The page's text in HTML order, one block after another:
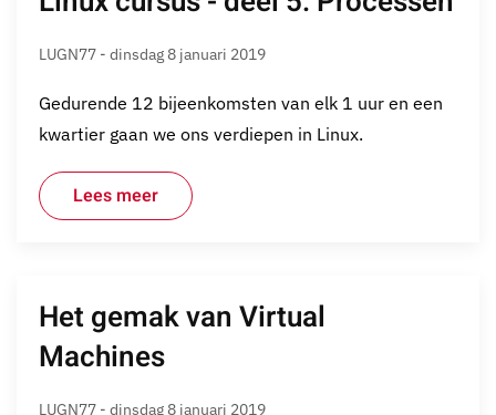
LUGN77 - dinsdag 8 januari 2019
Gedurende 12 bijeenkomsten van elk 1 uur en een
kwartier gaan we ons verdiepen in Linux.
Lees meer
Het gemak van Virtual
Machines
LUGN77 - dinsdag 8 januari 2019